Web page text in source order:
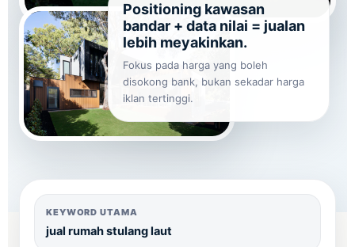
Positioning kawasan
bandar + data nilai = jualan
lebih meyakinkan.
Fokus pada harga yang boleh
disokong bank, bukan sekadar harga
iklan tertinggi.
KEYWORD UTAMA
jual rumah stulang laut